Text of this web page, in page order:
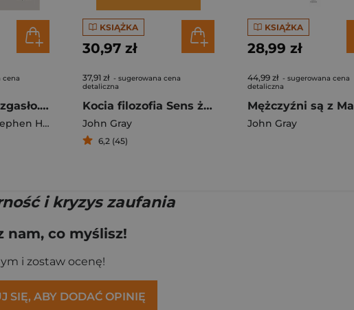
cena
Światło, które zgasło. Jak Zachód zawiódł swoich wyznawców wyd. 2
Holmes
KSIĄŻKA
30,97 zł
37,91 zł - sugerowana cena
detaliczna
Kocia filozofia Sens życia według kotów
John Gray
6,2 (45)
KSIĄŻKA
28,99 zł
44,99 zł - sugerowana cena
detaliczna
John Gray
i kryzys zaufania
nam, co myślisz!
i zostaw ocenę!
SIĘ, ABY DODAĆ OPINIĘ